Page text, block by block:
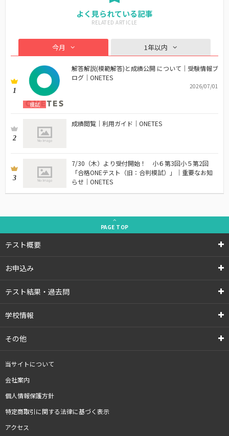
よく見られている記事
今月 1年以内
1
模試
解答解説(模範解答)と成績公開 について｜受験情報ブ
ログ｜ONETES
2026/07/01
2
成績閲覧｜利用ガイド｜ONETES
3
7/30（木）より受付開始！ 小６第3回小５第2回
「合格ONEテスト（旧：合判模試）」｜重要なお知
らせ｜ONETES
PAGE TOP
テスト概要
お申込み
テスト結果・過去問
学校情報
その他
当サイトについて
会社案内
個人情報保護方針
特定商取引に関する法律に基づく表示
アクセス